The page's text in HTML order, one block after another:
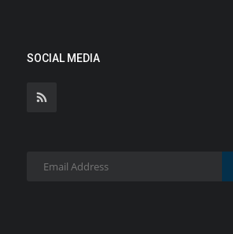
SOCIAL MEDIA